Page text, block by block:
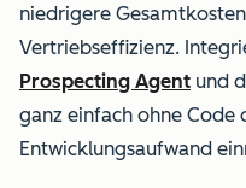
niedrigere
Vertriebseffizienz.
Prospecting Agent und
ganz einfach ohne Code
Entwicklungsaufwand